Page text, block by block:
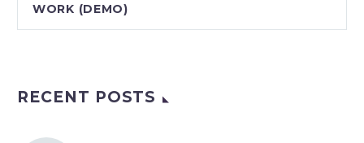
WORK (DEMO)
RECENT POSTS